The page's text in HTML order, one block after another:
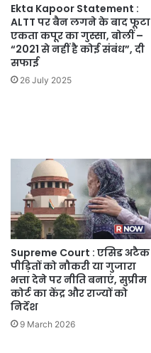
Ekta Kapoor Statement :
ALTT पर बैन लगने के बाद फूटा
एकता कपूर का गुस्सा, बोलीं –
“2021 से नहीं है कोई संबंध”, दी
सफाई
26 July 2025
Supreme Court : एसिड अटैक
पीड़ितों को नौकरी या गुजारा
भत्ता देने पर नीति बनाएं, सुप्रीम
कोर्ट का केंद्र और राज्यों को
निर्देश
9 March 2026